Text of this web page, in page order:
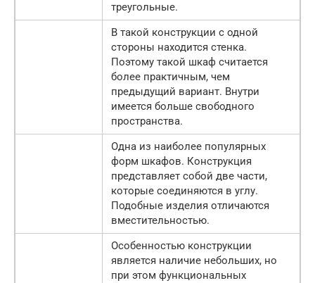
треугольные.
В такой конструкции с одной
стороны находится стенка.
Поэтому такой шкаф считается
более практичным, чем
предыдущий вариант. Внутри
имеется больше свободного
пространства.
Одна из наиболее популярных
форм шкафов. Конструкция
представляет собой две части,
которые соединяются в углу.
Подобные изделия отличаются
вместительностью.
Особенностью конструкции
является наличие небольших, но
при этом функциональных